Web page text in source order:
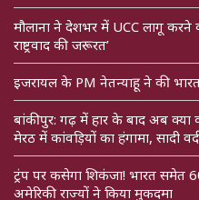
मौलाना ने देशभर में UCC लागू करने
राष्ट्रवाद की जरूरत’
इजरायल के PM नेतन्याहू ने की
बांकीपुर: गढ़ में हार के बाद अब क्या
मेरठ में कांवड़ियों का हंगामा, सादी
ट्रंप पर कसेगा शिकंजा! भारत समेत
अमेरिकी राज्यों ने किया मुकदमा